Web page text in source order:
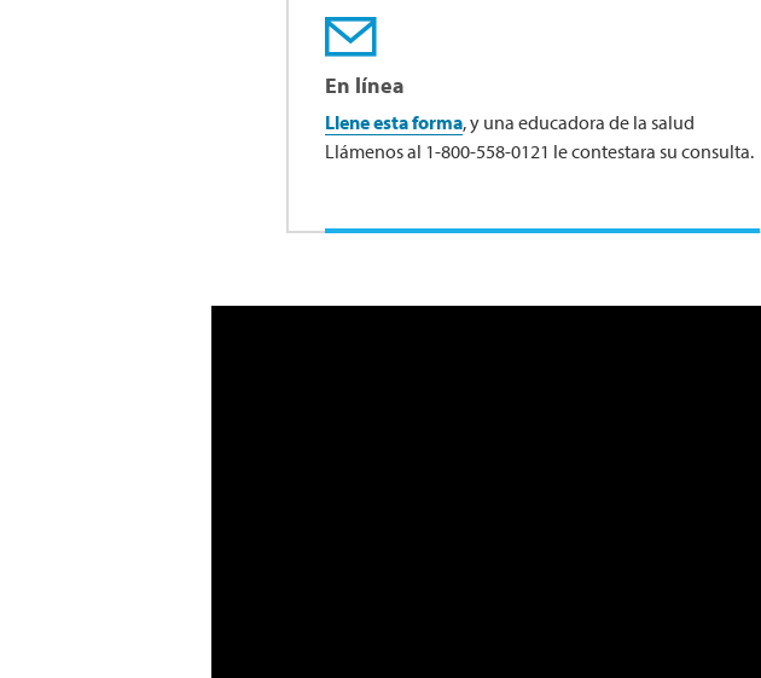
En línea
Llene esta forma, y una educadora de la salud
Llámenos al 1-800-558-0121 le contestara su consulta.